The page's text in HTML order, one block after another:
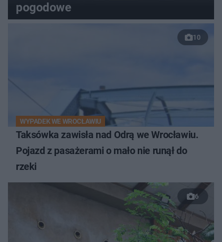
pogodowe
10
WYPADEK WE WROCŁAWIU
Taksówka zawisła nad Odrą we Wrocławiu.
Pojazd z pasażerami o mało nie runął do
rzeki
6